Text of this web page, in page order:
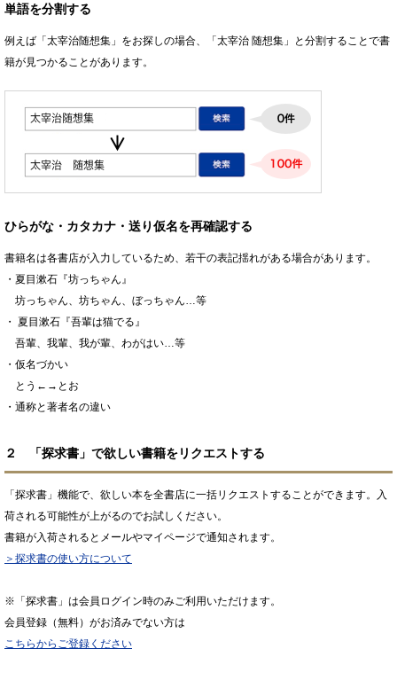
単語を分割する
例えば「太宰治随想集」をお探しの場合、「太宰治 随想集」と分割することで書
籍が見つかることがあります。
ひらがな・カタカナ・送り仮名を再確認する
書籍名は各書店が入力しているため、若干の表記揺れがある場合があります。
・夏目漱石『坊っちゃん』
坊っちゃん、坊ちゃん、ぼっちゃん…等
・ 夏目漱石『吾輩は猫でる』
吾輩、我輩、我が輩、わがはい…等
・仮名づかい
とう←→とお
・通称と著者名の違い
２ 「探求書」で欲しい書籍をリクエストする
「探求書」機能で、欲しい本を全書店に一括リクエストすることができます。入
荷される可能性が上がるのでお試しください。
書籍が入荷されるとメールやマイページで通知されます。
＞探求書の使い方について
※「探求書」は会員ログイン時のみご利用いただけます。
会員登録（無料）がお済みでない方は
こちらからご登録ください